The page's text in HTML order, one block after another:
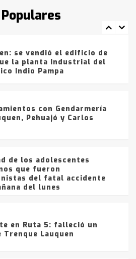
por
de drogas en la
sábado
se vendió el edificio de
la planta Industrial del
Indio Pampa
con Gendarmería
Pehuajó y Carlos
de los adolescentes
que fueron
del fatal accidente
del lunes
en Ruta 5: falleció un
Trenque Lauquen